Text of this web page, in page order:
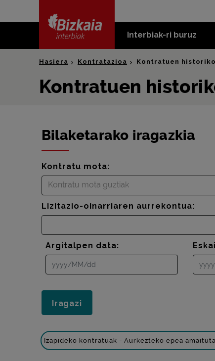
content
Interbiak-ri buruz
Hasiera Kontratazioa Kontratuen
Kontratuen
Bilaketarako iragazkia
Kontratu mota:
Kontratu mota guztiak
Lizitazio-oinarriaren aurrekontua:
Argitalpen data:
Izapideko kontratuak - Aurkezteko epea